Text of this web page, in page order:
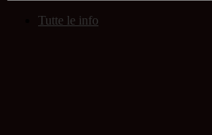
Tutte le info